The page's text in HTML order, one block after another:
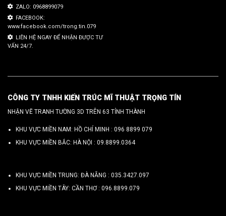
ZALO: 0968899079
FACEBOOK:
www.facebook.com/trong.tin.079
LIÊN HỆ NGAY ĐỂ NHẬN ĐƯỢC TƯ
VẤN 24/7.
CÔNG TY TNHH KIẾN TRÚC MĨ THUẬT TRỌNG TÍN
NHẬN VẼ TRANH TƯỜNG 3D TRÊN 63 TỈNH THÀNH
KHU VỰC MIỀN NAM: HỒ CHÍ MINH : 096 8899 079
KHU VỰC MIỀN BẮC: HÀ NỘI : 09.8899.0364
KHU VỰC MIỀN TRUNG: ĐÀ NẴNG : 035.3427.097
KHU VỰC MIỀN TÂY: CẦN THƠ : 096.8899.079